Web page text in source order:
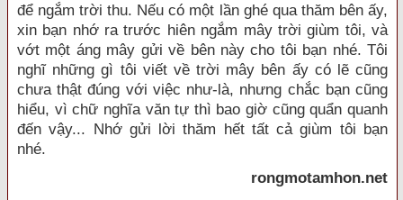
để ngắm trời thu. Nếu có một lần ghé qua thăm bên ấy,
xin bạn nhớ ra trước hiên ngắm mây trời giùm tôi, và
vớt một áng mây gửi về bên này cho tôi bạn nhé. Tôi
nghĩ những gì tôi viết về trời mây bên ấy có lẽ cũng
chưa thật đúng với việc như-là, nhưng chắc bạn cũng
hiểu, vì chữ nghĩa văn tự thì bao giờ cũng quẩn quanh
đến vậy... Nhớ gửi lời thăm hết tất cả giùm tôi bạn
nhé.
rongmotamhon.net